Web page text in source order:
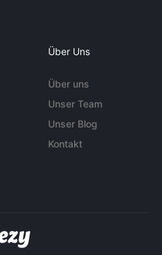
Über Uns
Über uns
Unser Team
Unser Blog
Kontakt